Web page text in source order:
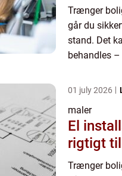
Trænger
går du
stand. Det
behandles
01 july 2026
maler
El
rigtigt
Trænger